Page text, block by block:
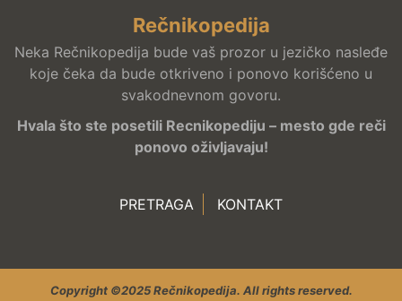
Rečnikopedija
Neka Rečnikopedija bude vaš prozor u jezičko nasleđe
koje čeka da bude otkriveno i ponovo korišćeno u
svakodnevnom govoru.
Hvala što ste posetili Recnikopediju – mesto gde reči
ponovo oživljavaju!
PRETRAGA KONTAKT
Copyright ©2025 Rečnikopedija. All rights reserved.